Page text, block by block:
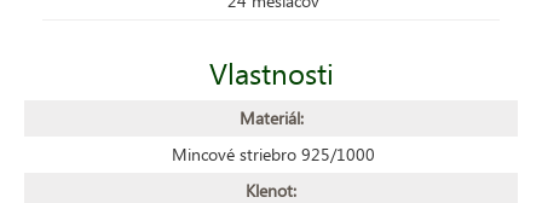
Vlastnosti
Materiál:
Mincové striebro 925/1000
Klenot: